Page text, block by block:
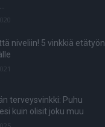
niveliin! 5 vinkkiä etätyön
terveysvinkki: Puhu
kuin olisit joku muu